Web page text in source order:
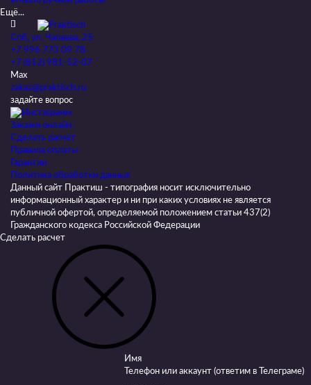
Ещё...
Спб, ул. Чапаева, 25
+7 996 773 09 78
+7 (812) 981-52-07
Max
zakaz@praktisch.ru
задайте вопрос
Закажи онлайн
Cделать расчёт
Правила оплаты
Гарантии
Политика обработки данных
Данный сайт Практиш - типография носит исключительно
информационный характер и ни при каких условиях не является
публичной офертой, определяемой положением статьи 437(2)
Гражданского кодекса Российской Федерации
Сделать расчет
Имя
Телефон или аккаунт (ответим в Телеграме)